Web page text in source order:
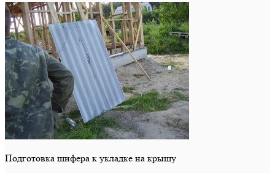
Подготовка шифера к укладке на крышу